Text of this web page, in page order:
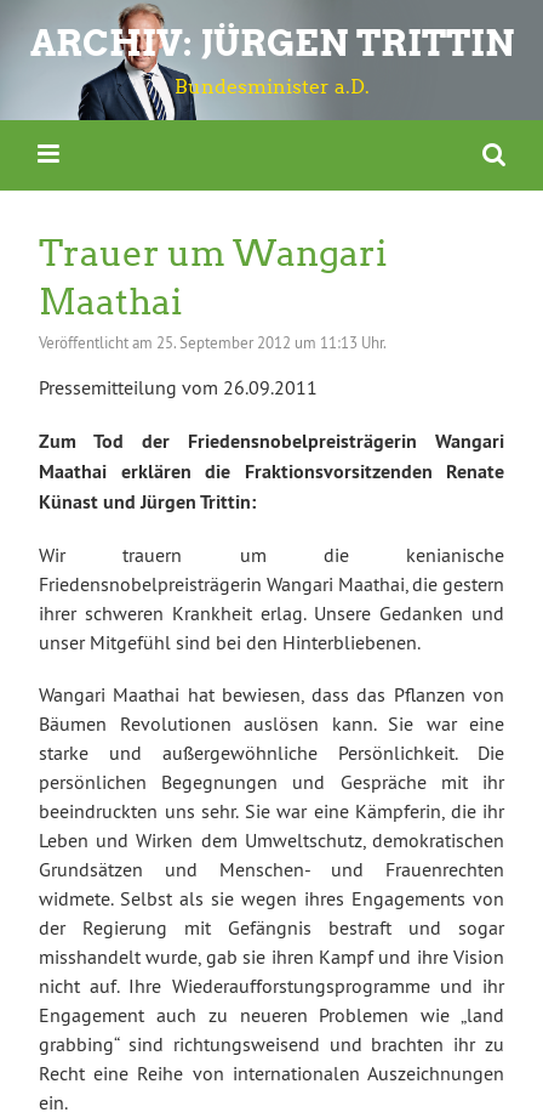
ARCHIV: JÜRGEN TRITTIN
Bundesminister a.D.
Trauer um Wangari
Maathai
Veröffentlicht am 25. September 2012 um 11:13 Uhr.
Pressemitteilung vom 26.09.2011
Zum Tod der Friedensnobelpreisträgerin Wangari
Maathai erklären die Fraktionsvorsitzenden Renate
Künast und Jürgen Trittin:
Wir trauern um die kenianische
Friedensnobelpreisträgerin Wangari Maathai, die gestern
ihrer schweren Krankheit erlag. Unsere Gedanken und
unser Mitgefühl sind bei den Hinterbliebenen.
Wangari Maathai hat bewiesen, dass das Pflanzen von
Bäumen Revolutionen auslösen kann. Sie war eine
starke und außergewöhnliche Persönlichkeit. Die
persönlichen Begegnungen und Gespräche mit ihr
beeindruckten uns sehr. Sie war eine Kämpferin, die ihr
Leben und Wirken dem Umweltschutz, demokratischen
Grundsätzen und Menschen- und Frauenrechten
widmete. Selbst als sie wegen ihres Engagements von
der Regierung mit Gefängnis bestraft und sogar
misshandelt wurde, gab sie ihren Kampf und ihre Vision
nicht auf. Ihre Wiederaufforstungsprogramme und ihr
Engagement auch zu neueren Problemen wie „land
grabbing“ sind richtungsweisend und brachten ihr zu
Recht eine Reihe von internationalen Auszeichnungen
ein.